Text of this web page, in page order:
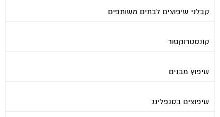
קבלני שיפוצים לבתים משותפים
קונסטרוקטור
שיפוץ מבנים
שיפוצים בסנפלינג